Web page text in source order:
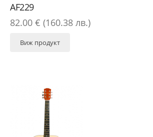
AF229
82.00 € (160.38 лв.)
Виж продукт